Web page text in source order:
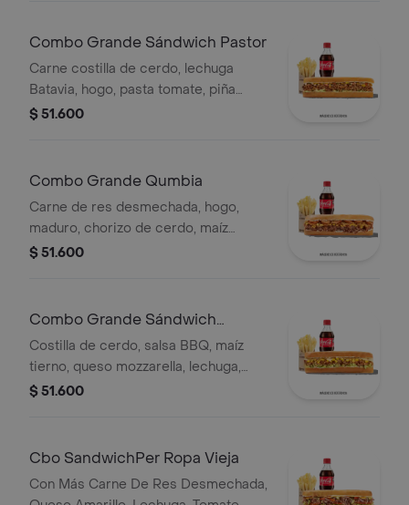
Combo Grande Sándwich Pastor
Carne costilla de cerdo, lechuga
Batavia, hogo, pasta tomate, piña
calada asada, cebolla blanca y
$ 51.600
Combo Grande Qumbia
Carne de res desmechada, hogo,
maduro, chorizo de cerdo, maíz
tierno, salsa Qbano, papas y bebida.
$ 51.600
Combo Grande Sándwich
Costilla
Costilla de cerdo, salsa BBQ, maíz
tierno, queso mozzarella, lechuga,
salsa Qbano, acompañamiento y
$ 51.600
Cbo SandwichPer Ropa Vieja
Con Más Carne De Res Desmechada,